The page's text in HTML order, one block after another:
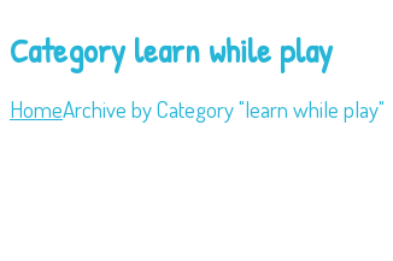
Category learn while play
HomeArchive by Category "learn while play"